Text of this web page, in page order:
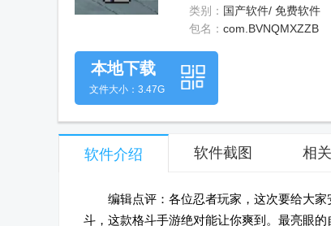
类别： 国产软件/ 免费软件
包名： com.BVNQMXZZB
本地下载
文件大小：3.47G
软件介绍 软件截图 相
编辑点评：各位忍者玩家，这次要给大
斗，这款格斗手游绝对能让你爽到。最亮眼